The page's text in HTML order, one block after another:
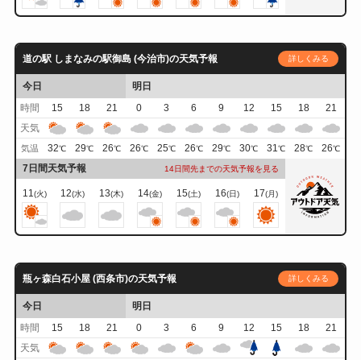
道の駅 しまなみの駅御島 (今治市)の天気予報 詳しくみる
今日
明日
時間
15 18 21 0 3 6 9 12 15 18
21
天気
気温 32℃ 29℃ 26℃ 26℃ 25℃ 26℃ 29℃ 30℃ 31℃ 28℃ 26℃
7日間天気予報 14日間先までの天気予報を見る
11(火) 12(水) 13(木) 14(金) 15(土) 16(日) 17(月)
瓶ヶ森白石小屋 (西条市)の天気予報 詳しくみる
今日
明日
時間
15 18 21 0 3 6 9 12 15 18
21
天気